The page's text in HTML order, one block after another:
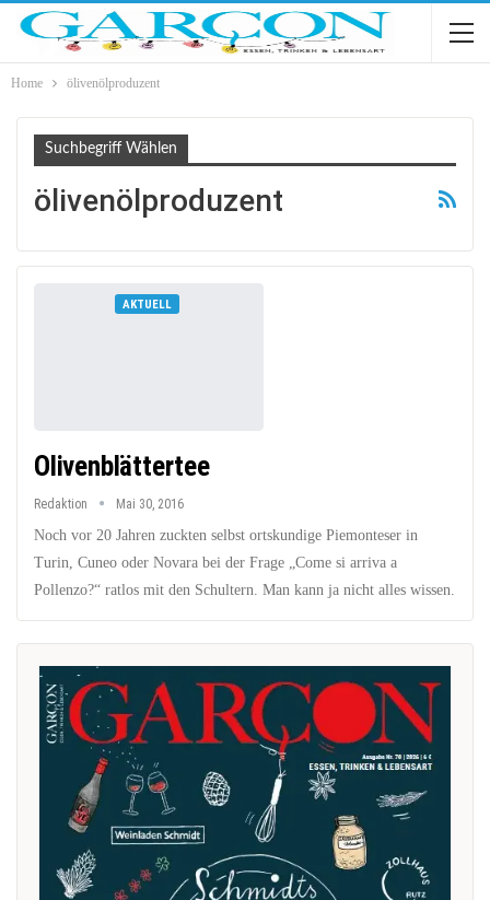
Home ölivenölproduzent
Suchbegriff Wählen
ölivenölproduzent
AKTUELL
Olivenblättertee
Redaktion Mai 30, 2016
Noch vor 20 Jahren zuckten selbst ortskundige Piemonteser in
Turin, Cuneo oder Novara bei der Frage „Come si arriva a
Pollenzo?“ ratlos mit den Schultern. Man kann ja nicht alles wissen.